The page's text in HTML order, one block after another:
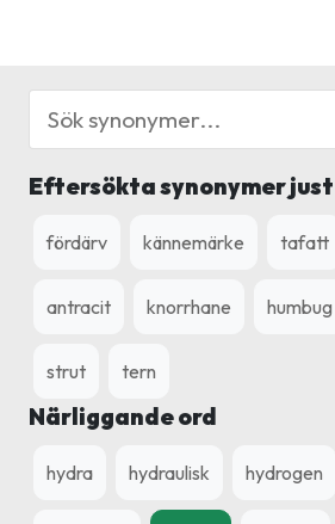
Eftersökta synonymer just
fördärv kännemärke tafatt
antracit knorrhane humbug
strut tern
Närliggande ord
hydra hydraulisk hydrogen